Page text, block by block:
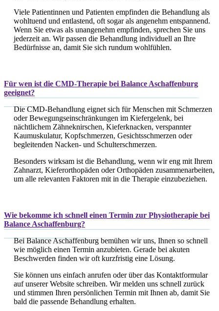
Viele Patientinnen und Patienten empfinden die Behandlung als
wohltuend und entlastend, oft sogar als angenehm entspannend.
Wenn Sie etwas als unangenehm empfinden, sprechen Sie uns
jederzeit an. Wir passen die Behandlung individuell an Ihre
Bedürfnisse an, damit Sie sich rundum wohlfühlen.
Für wen ist die CMD-Therapie bei Balance Aschaffenburg
geeignet?
Die CMD-Behandlung eignet sich für Menschen mit Schmerzen
oder Bewegungseinschränkungen im Kiefergelenk, bei
nächtlichem Zähneknirschen, Kieferknacken, verspannter
Kaumuskulatur, Kopfschmerzen, Gesichtsschmerzen oder
begleitenden Nacken- und Schulterschmerzen.
Besonders wirksam ist die Behandlung, wenn wir eng mit Ihrem
Zahnarzt, Kieferorthopäden oder Orthopäden zusammenarbeiten,
um alle relevanten Faktoren mit in die Therapie einzubeziehen.
Wie bekomme ich schnell einen Termin zur Physiotherapie bei
Balance Aschaffenburg?
Bei Balance Aschaffenburg bemühen wir uns, Ihnen so schnell
wie möglich einen Termin anzubieten. Gerade bei akuten
Beschwerden finden wir oft kurzfristig eine Lösung.
Sie können uns einfach anrufen oder über das Kontaktformular
auf unserer Website schreiben. Wir melden uns schnell zurück
und stimmen Ihren persönlichen Termin mit Ihnen ab, damit Sie
bald die passende Behandlung erhalten.